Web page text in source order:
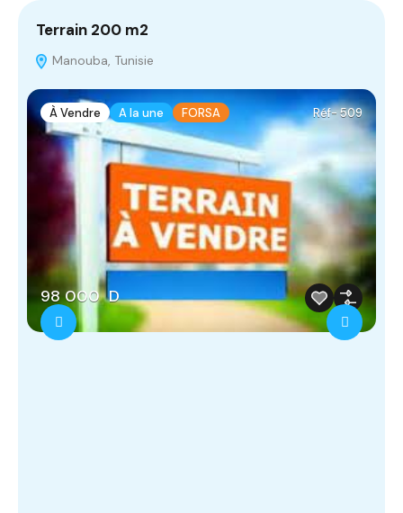
Terrain 200 m2
Manouba, Tunisie
À Vendre A la une FORSA Réf- 509
98 000 D